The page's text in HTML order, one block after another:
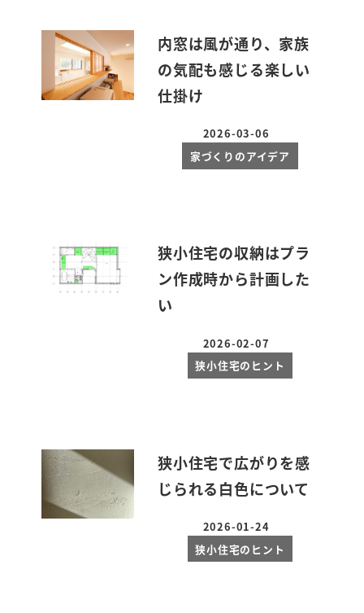
内窓は風が通り、家族
の気配も感じる楽しい
仕掛け
投稿日
2026-03-06
家づくりのアイデア
狭小住宅の収納はプラ
ン作成時から計画した
い
投稿日
2026-02-07
狭小住宅のヒント
狭小住宅で広がりを感
じられる白色について
投稿日
2026-01-24
狭小住宅のヒント